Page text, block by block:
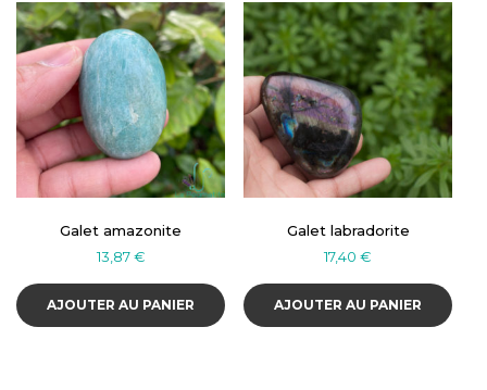
Galet amazonite
13,87€
AJOUTER AU PANIER
Galet labradorite
17,40€
AJOUTER AU PANIER